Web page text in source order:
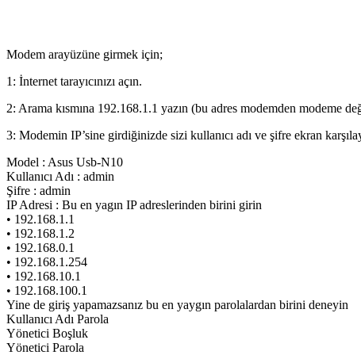
Modem arayüzüne girmek için;
1: İnternet tarayıcınızı açın.
2: Arama kısmına 192.168.1.1 yazın (bu adres modemden modeme
3: Modemin IP’sine girdiğinizde sizi kullanıcı adı ve şifre ekran
Model : Asus Usb-N10
Kullanıcı Adı : admin
Şifre : admin
IP Adresi : Bu en yagın IP adreslerinden birini girin
• 192.168.1.1
• 192.168.1.2
• 192.168.0.1
• 192.168.1.254
• 192.168.10.1
• 192.168.100.1
Yine de giriş yapamazsanız bu en yaygın parolalardan birini deneyin
Kullanıcı Adı Parola
Yönetici Boşluk
Yönetici Parola